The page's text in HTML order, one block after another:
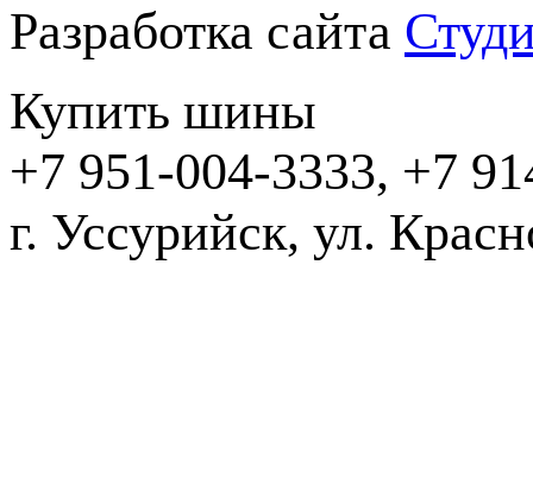
Разработка сайта
Купить шины
+7 951-004-3333, +7
г. Уссурийск,